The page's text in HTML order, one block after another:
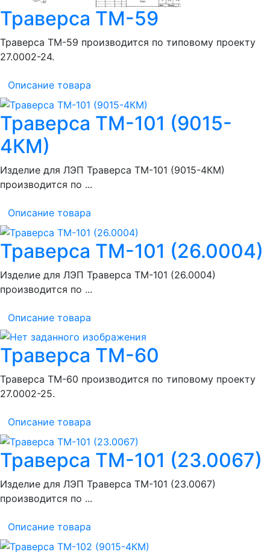
Траверса ТМ-59
Траверса ТМ-59 производится по типовому проекту
27.0002-24.
Описание товара
Траверса ТМ-101 (9015-
4КМ)
Изделие для ЛЭП Траверса ТМ-101 (9015-4КМ)
производится по ...
Описание товара
Траверса ТМ-101 (26.0004)
Изделие для ЛЭП Траверса ТМ-101 (26.0004)
производится по ...
Описание товара
Траверса ТМ-60
Траверса ТМ-60 производится по типовому проекту
27.0002-25.
Описание товара
Траверса ТМ-101 (23.0067)
Изделие для ЛЭП Траверса ТМ-101 (23.0067)
производится по ...
Описание товара